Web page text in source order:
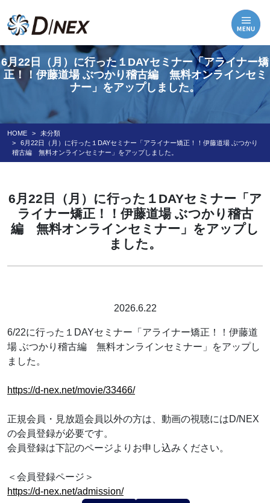
6月22日（月）に行った１DAYセミナー「アライナー矯
正！！伊藤道場 ぶつかり稽古編 無料オンラインセミ
ナー」をアップしました。
HOME
未分類
6月22日（月）に行った１DAYセミナー「アライナー矯正！！伊藤道場 ぶつかり
稽古編 無料オンラインセミナー」をアップしました。
6月22日（月）に行った１DAYセミナー「ア
ライナー矯正！！伊藤道場 ぶつかり稽古
編 無料オンラインセミナー」をアップし
ました。
2026.6.22
6/22に行った１DAYセミナー「アライナー矯正！！伊藤道
場 ぶつかり稽古編 無料オンラインセミナー」をアップし
ました。
https://d-nex.net/movie/33466/
正規会員・見放題会員以外の方は、動画の視聴にはD/NEX
の会員登録が必要です。
会員登録は下記のページよりお申し込みください。
＜会員登録ページ＞
https://d-nex.net/admission/